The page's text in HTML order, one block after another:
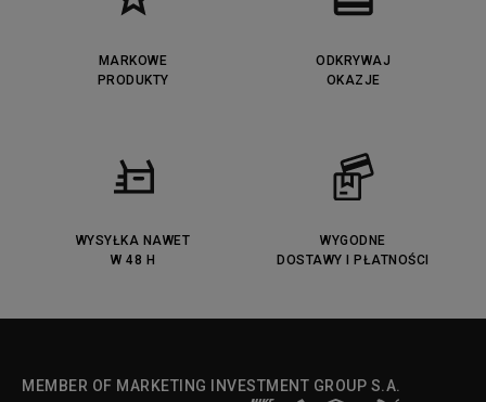
MARKOWE
PRODUKTY
ODKRYWAJ
OKAZJE
WYSYŁKA NAWET
W 48 H
WYGODNE
DOSTAWY I PŁATNOŚCI
MEMBER OF MARKETING INVESTMENT GROUP S.A.